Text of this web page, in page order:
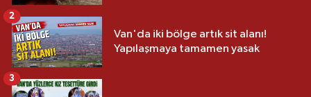
Van'da iki bölge artık sit alanı!
Yapılaşmaya tamamen yasak
2
3